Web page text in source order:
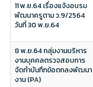
11 พ.ย.64 เรื่องแจ้งอบรม
พัฒนาครูตาม ว.9/2564
วันที่ 30 พ.ย.64
8 พ.ย.64 กลุ่มงานบริหาร
งานบุคคลตรวจสอบการ
จัดทำบันทึกข้อตกลงพัฒนา
งาน (PA)